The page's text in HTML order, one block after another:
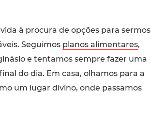
à procura de opções para sermos
Seguimos planos alimentares,
e tentamos sempre fazer uma
do dia. Em casa, olhamos para a
um lugar divino, onde passamos